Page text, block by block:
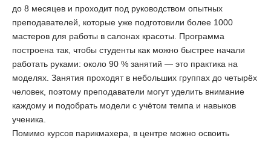
до 8 месяцев и проходит под руководством опытных
преподавателей, которые уже подготовили более 1000
мастеров для работы в салонах красоты. Программа
построена так, чтобы студенты как можно быстрее начали
работать руками: около 90 % занятий — это практика на
моделях. Занятия проходят в небольших группах до четырёх
человек, поэтому преподаватели могут уделить внимание
каждому и подобрать модели с учётом темпа и навыков
ученика.
Помимо курсов парикмахера, в центре можно освоить